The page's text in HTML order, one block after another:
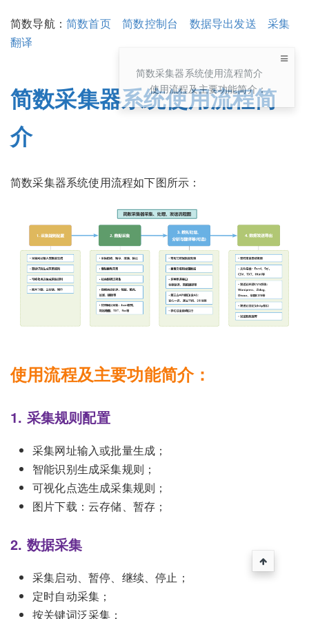
简数采集器系统使用流程简介
使用流程及主要功能简介：
简数导航： 简数首页 简数控制台 数据导出发送
采集
翻译
简数采集器系统使用流程简
介
简数采集器系统使用流程如下图所示：
使用流程及主要功能简介：
1. 采集规则配置
采集网址输入或批量生成；
智能识别生成采集规则；
可视化点选生成采集规则；
图片下载：云存储、暂存；
2. 数据采集
采集启动、暂停、继续、停止；
定时自动采集；
按关键词泛采集；